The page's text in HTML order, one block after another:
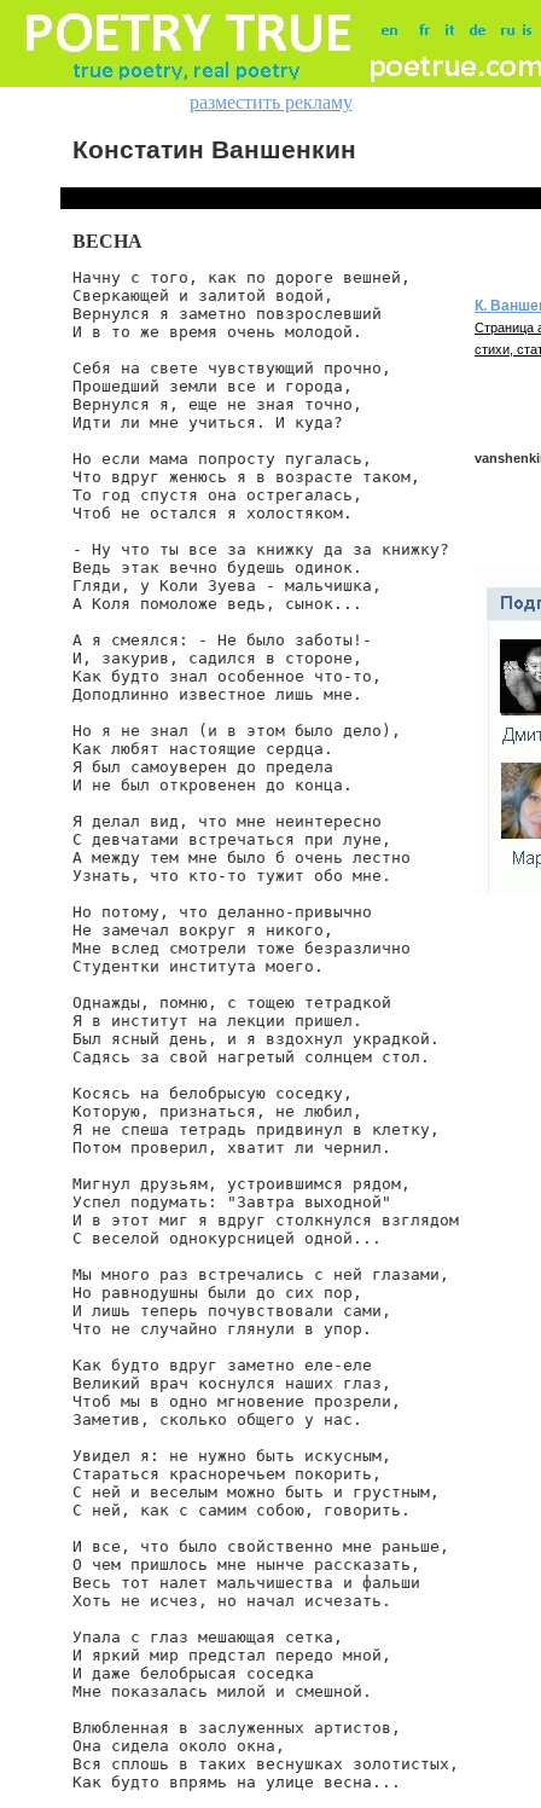
разместить рекламу
Констатин Ваншенкин
BECHA
Начну с того, как по дороге вешней,
Сверкающей и залитой водой,
Вернулся я заметно повзрослевший
И в то же время очень молодой.
Себя на свете чувствующий прочно,
Прошедший земли все и города,
Вернулся я, еще не зная точно,
Идти ли мне учиться. И куда?
Но если мама попросту пугалась,
Что вдруг женюсь я в возрасте таком,
То год спустя она острегалась,
Чтоб не остался я холостяком.
- Ну что ты все за книжку да за книжку?
Ведь этак вечно будешь одинок.
Гляди, у Коли Зуева - мальчишка,
А Коля помоложе ведь, сынок...
А я смеялся: - Не было заботы!-
И, закурив, садился в стороне,
Как будто знал особенное что-то,
Доподлинно известное лишь мне.
Но я не знал (и в этом было дело),
Как любят настоящие сердца.
Я был самоуверен до предела
И не был откровенен до конца.
Я делал вид, что мне неинтересно
С девчатами встречаться при луне,
А между тем мне было б очень лестно
Узнать, что кто-то тужит обо мне.
Но потому, что деланно-привычно
Не замечал вокруг я никого,
Мне вслед смотрели тоже безразлично
Студентки института моего.
Однажды, помню, с тощею тетрадкой
Я в институт на лекции пришел.
Был ясный день, и я вздохнул украдкой.
Садясь за свой нагретый солнцем стол.
Косясь на белобрысую соседку,
Которую, признаться, не любил,
Я не спеша тетрадь придвинул в клетку,
Потом проверил, хватит ли чернил.
Мигнул друзьям, устроившимся рядом,
Успел подумать: "Завтра выходной"
И в этот миг я вдруг столкнулся взглядом
С веселой однокурсницей одной...
Мы много раз встречались с ней глазами,
Но равнодушны были до сих пор,
И лишь теперь почувствовали сами,
Что не случайно глянули в упор.
Как будто вдруг заметно еле-еле
Великий врач коснулся наших глаз,
Чтоб мы в одно мгновение прозрели,
Заметив, сколько общего у нас.
Увидел я: не нужно быть искусным,
Стараться красноречьем покорить,
С ней и веселым можно быть и грустным,
С ней, как с самим собою, говорить.
И все, что было свойственно мне раньше,
О чем пришлось мне нынче рассказать,
Весь тот налет мальчишества и фальши
Хоть не исчез, но начал исчезать.
Упала с глаз мешающая сетка,
И яркий мир предстал передо мной,
И даже белобрысая соседка
Мне показалась милой и смешной.
Влюбленная в заслуженных артистов,
Она сидела около окна,
Вся сплошь в таких веснушках золотистых,
Как будто впрямь на улице весна...
К.
Страница
стихи,